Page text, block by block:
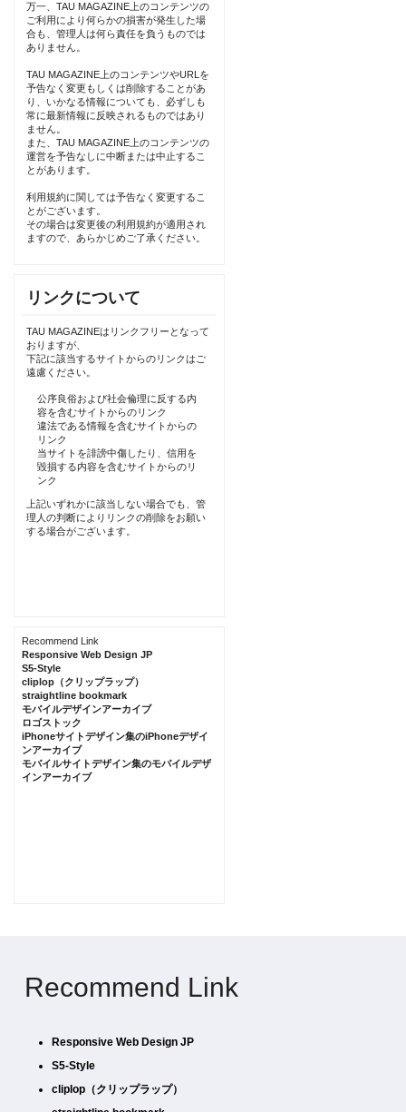
万一、TAU MAGAZINE上のコンテンツの
ご利用により何らかの損害が発生した場
合も、管理人は何ら責任を負うものでは
ありません。
TAU MAGAZINE上のコンテンツやURLを
予告なく変更もしくは削除することがあ
り、いかなる情報についても、必ずしも
常に最新情報に反映されるものではあり
ません。
また、TAU MAGAZINE上のコンテンツの
運営を予告なしに中断または中止するこ
とがあります。
利用規約に関しては予告なく変更するこ
とがございます。
その場合は変更後の利用規約が適用され
ますので、あらかじめご了承ください。
リンクについて
TAU MAGAZINEはリンクフリーとなって
おりますが、
下記に該当するサイトからのリンクはご
遠慮ください。
公序良俗および社会倫理に反する内
容を含むサイトからのリンク
違法である情報を含むサイトからの
リンク
当サイトを誹謗中傷したり、信用を
毀損する内容を含むサイトからのリ
ンク
上記いずれかに該当しない場合でも、管
理人の判断によりリンクの削除をお願い
する場合がございます。
Recommend Link
Responsive Web Design JP
S5-Style
cliplop（クリップラップ）
straightline bookmark
モバイルデザインアーカイブ
ロゴストック
iPhoneサイトデザイン集のiPhoneデザイ
ンアーカイブ
モバイルサイトデザイン集のモバイルデザ
インアーカイブ
Recommend Link
Responsive Web Design JP
S5-Style
cliplop（クリップラップ）